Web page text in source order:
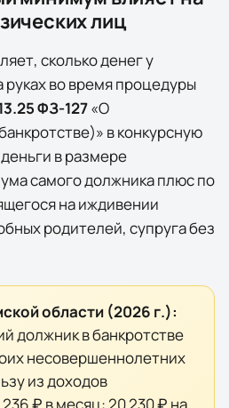
лиц
сколько денег у
руках во время процедуры
ФЗ-127«О
в конкурсную
деньги в размере
самого должника плюс по
на иждивении
родителей, супруга без
области (2026 г.):
должник в банкротстве
несовершеннолетних
из доходов
₽ в месяц: 20 230 ₽ на